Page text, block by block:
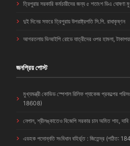
ত্রিপুরার সরকারি কর্মচারীদের জন্য ৫ শতাংশ ডিএ ঘোষণা
দুই দিনের সফরে ত্রিপুরায় উপরাষ্ট্রপতি সি.পি. রাধাকৃষ্ণন
আগরতলায় ভিআইপি রোডে যাত্রীদের ওপর হামলা,
জনপ্রিয় পোস্ট
মুখ্যমন্ত্রী কোভিড স্পেশাল রিলিফ প্যাকেজ প্রকল্পের
18608)
নেপাল, শ্রীলঙ্কাতেও বিজেপি সরকার চান অমিত শাহ,
এডহক পদোন্নতি সংবিধান বহির্ভূত : জিতেন্দ্র (পঠিত: